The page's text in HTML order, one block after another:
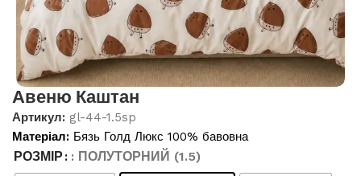
Авеню Каштан
Артикул: gl-44-1.5sp
Матеріал: Бязь Голд Люкс 100% бавовна
РОЗМІР
: ПОЛУТОРНИЙ (1.5)